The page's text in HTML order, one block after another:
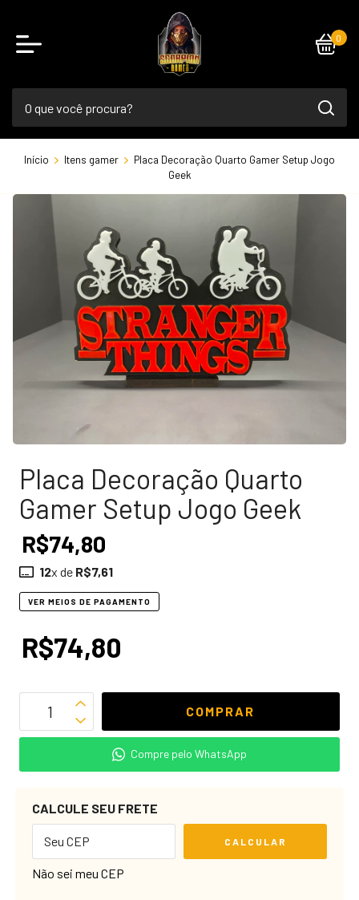
0
Início Itens gamer
Placa Decoração Quarto Gamer Setup Jogo
Geek
Placa Decoração Quarto
Gamer Setup Jogo Geek
R$74,80
12x de R$7,61
VER MEIOS DE PAGAMENTO
R$74,80
Compre pelo WhatsApp
CALCULE SEU FRETE
CALCULAR
Não sei meu CEP